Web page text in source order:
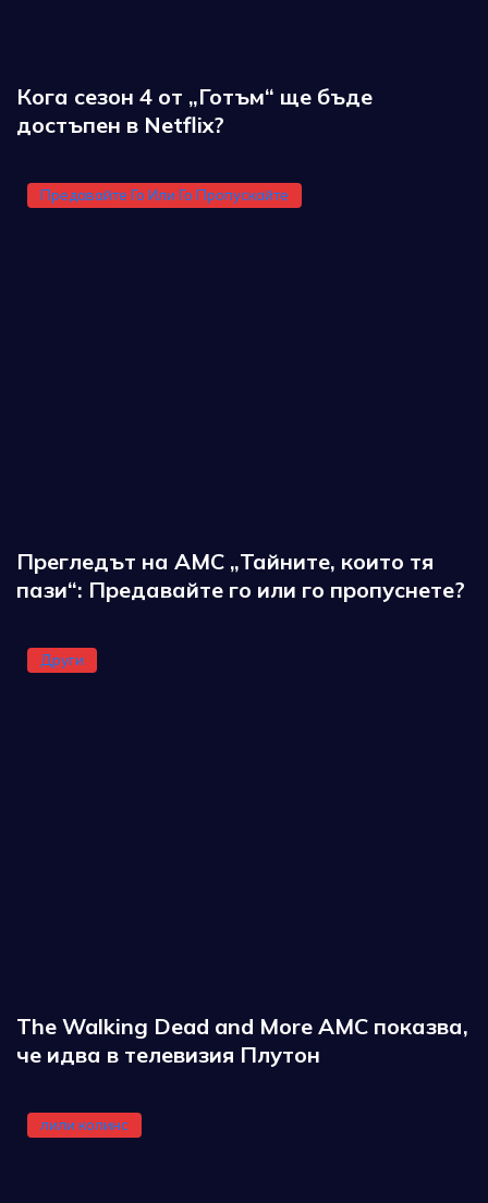
Кога сезон 4 от „Готъм“ ще бъде
достъпен в Netflix?
Предавайте Го Или Го Пропускайте
Прегледът на AMC „Тайните, които тя
пази“: Предавайте го или го пропуснете?
Други
The Walking Dead and More AMC показва,
че идва в телевизия Плутон
лили колинс